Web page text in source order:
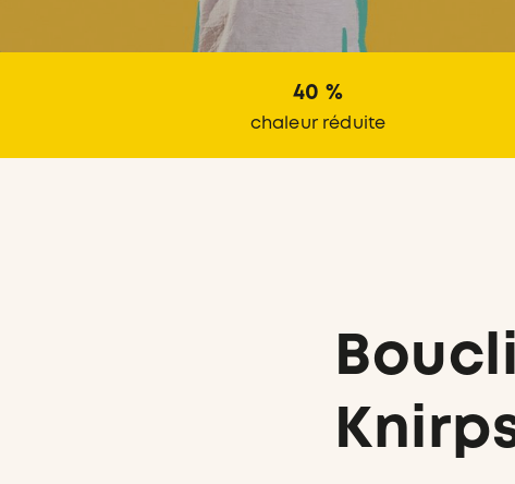
40 %
chaleur réduite